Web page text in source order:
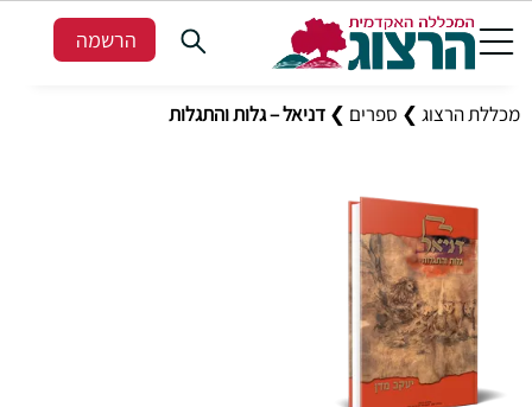
הרשמה
מכללת הרצוג ❯ ספרים ❯ דניאל – גלות והתגלות